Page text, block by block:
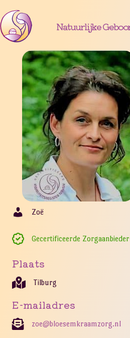
Natuurlijke
Zoë
Gecertificeerde Zorgaanbieder
Plaats
Tilburg
E-mailadres
zoe@bloesemkraamzorg.nl